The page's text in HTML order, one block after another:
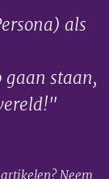
als
gaan staan,
Neem